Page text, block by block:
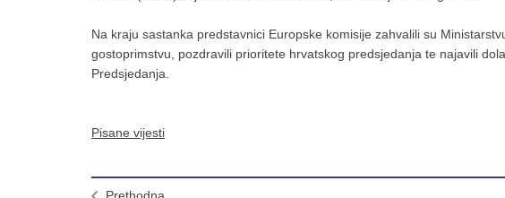
Na kraju sastanka predstavnici Europske komisije zahvalili su
gostoprimstvu, pozdravili prioritete hrvatskog predsjedanja te najavili
Predsjedanja.
Pisane vijesti